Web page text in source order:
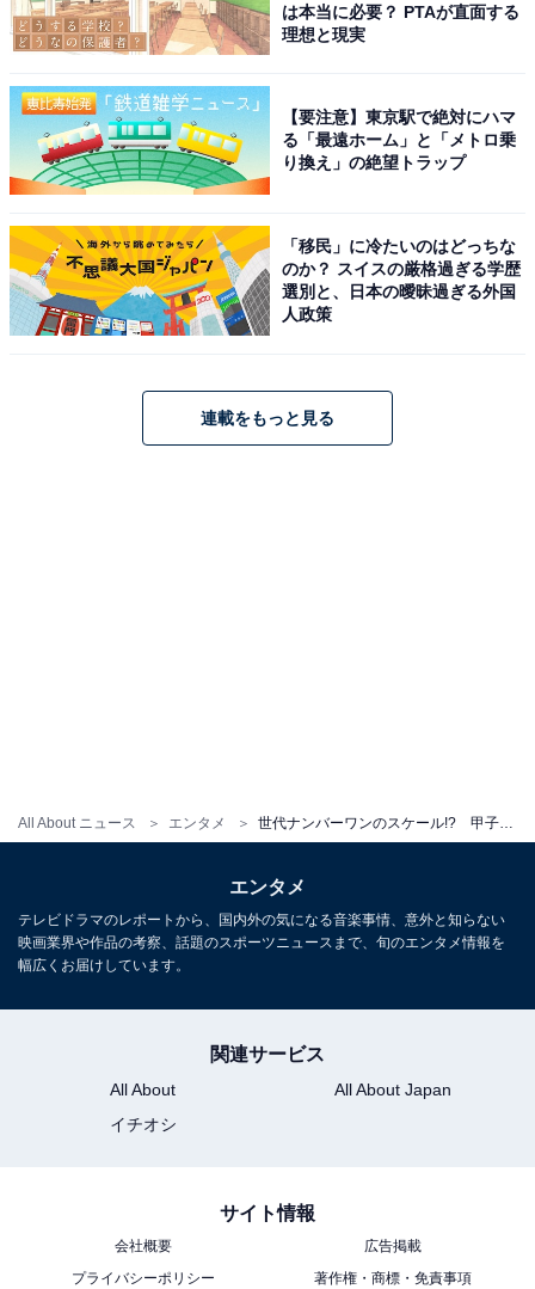
All About ニュース エンタメ
1999年に史上2人目となる指名を受けたのが国学院久我
団競合での1位指名。広島が交渉権を獲得してそのまま
入団します。当然未来のエースとして大きな期待を寄せ
られましたが、04年に8勝を挙げてオールスターゲーム
佐々木朗希は史上3人目の選手になるか!?
は本当に必要？ PTAが直面する
理想と現実
【要注意】東京駅で絶対にハマ
る「最遠ホーム」と「メトロ乗
り換え」の絶望トラップ
「移民」に冷たいのはどっちな
のか？ スイスの厳格過ぎる学歴
選別と、日本の曖昧過ぎる外国
人政策
連載をもっと見る
エンタメ
テレビドラマのレポートから、国内外の気になる音楽事情、意外と知らない
映画業界や作品の考察、話題のスポーツニュースまで、旬のエンタメ情報を
幅広くお届けしています。
関連サービス
All About
All About Japan
イチオシ
サイト情報
会社概要
広告掲載
プライバシーポリシー
著作権・商標・免責事項